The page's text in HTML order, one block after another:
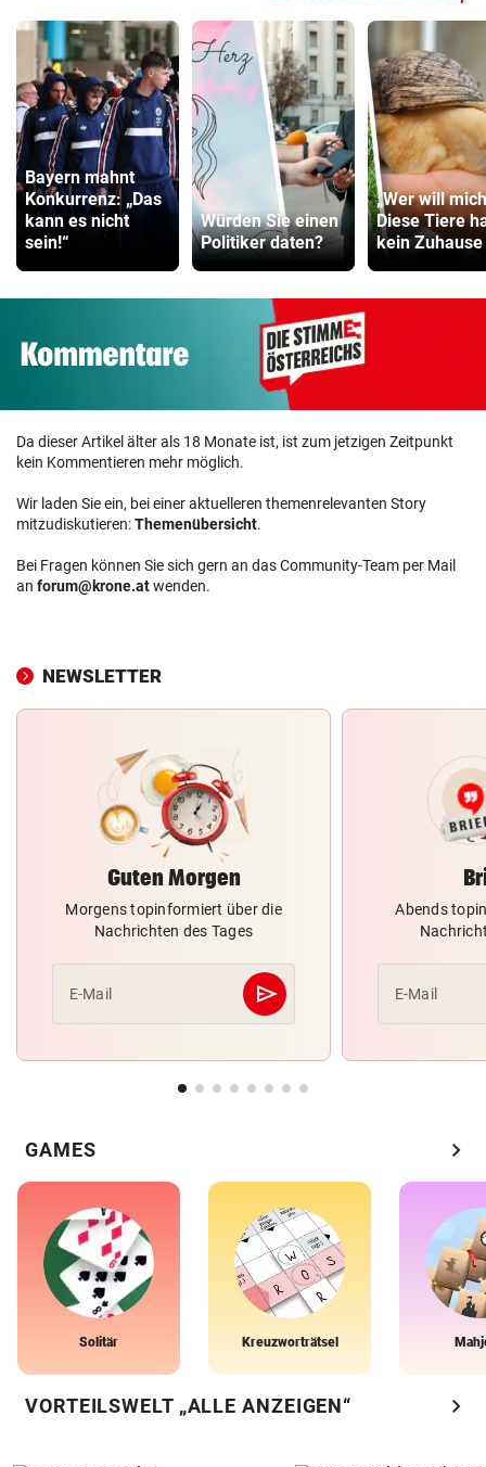
Bayern mahnt
Konkurrenz: „Das
kann es nicht
sein!“
Würden Sie einen
Politiker daten?
„Wer will
Diese Tiere
kein Zuhause
Da dieser Artikel älter als 18 Monate ist, ist zum jetzigen Zeitpunkt
kein Kommentieren mehr möglich.
Wir laden Sie ein, bei einer aktuelleren themenrelevanten Story
mitzudiskutieren:Themenübersicht.
Bei Fragen können Sie sich gern an das Community-Team per Mail
an forum@krone.atwenden.
NEWSLETTER
Guten Morgen
Morgens topinformiert über die
Nachrichten des Tages
E-Mail send
Abschicken
Abends
E-Mail
GAMES chevron_right
Solitär Kreuzworträtsel
VORTEILSWELT „ALLE ANZEIGEN“ chevron_right